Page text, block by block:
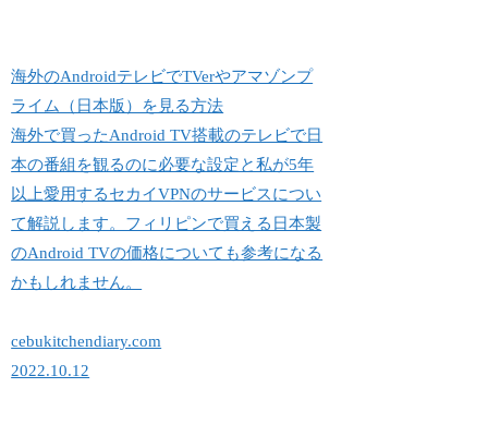
海外のAndroidテレビでTVerやアマゾンプ
ライム（日本版）を見る方法
海外で買ったAndroid TV搭載のテレビで日
本の番組を観るのに必要な設定と私が5年
以上愛用するセカイVPNのサービスについ
て解説します。フィリピンで買える日本製
のAndroid TVの価格についても参考になる
かもしれません。
cebukitchendiary.com
2022.10.12